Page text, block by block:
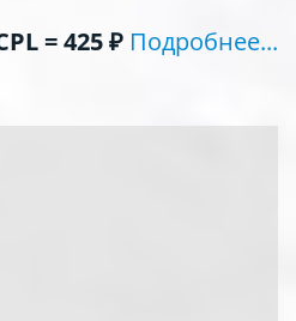
= 425 ₽ Подробнее...